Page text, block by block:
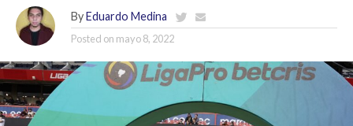
By Eduardo Medina
Posted on mayo 8, 2022